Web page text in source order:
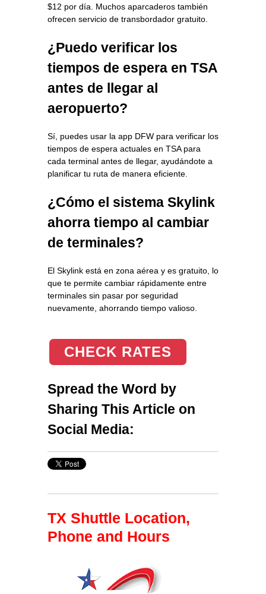
$12 por día. Muchos aparcaderos también
ofrecen servicio de transbordador gratuito.
¿Puedo verificar los
tiempos de espera en TSA
antes de llegar al
aeropuerto?
Sí, puedes usar la app DFW para verificar los
tiempos de espera actuales en TSA para
cada terminal antes de llegar, ayudándote a
planificar tu ruta de manera eficiente.
¿Cómo el sistema Skylink
ahorra tiempo al cambiar
de terminales?
El Skylink está en zona aérea y es gratuito, lo
que te permite cambiar rápidamente entre
terminales sin pasar por seguridad
nuevamente, ahorrando tiempo valioso.
CHECK RATES
Spread the Word by
Sharing This Article on
Social Media:
TX Shuttle Location,
Phone and Hours